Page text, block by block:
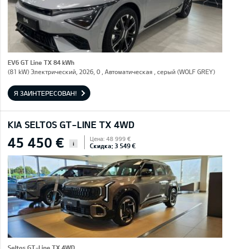
EV6 GT Line TX 84 kWh
(81 kW) Электрический, 2026, 0 , Автоматическая , серый (WOLF GREY)
Я ЗАИНТЕРЕСОВАН!
KIA SELTOS GT-LINE TX 4WD
45 450 € i
Цена: 48 999 €
Скидка: 3 549 €
Seltos GT-Line TX 4WD